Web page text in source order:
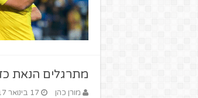
מתרגלים הנאת כדור –
מורן כהן 17 בינואר 2017